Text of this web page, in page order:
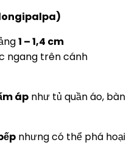
longipalpa)
1 – 1,4 cm
ngang trên cánh
ápnhư tủ quần áo, bàn
nhưng có thể phá hoại